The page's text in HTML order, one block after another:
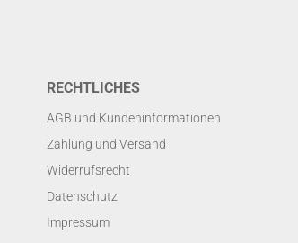
RECHTLICHES
AGB und Kundeninformationen
Zahlung und Versand
Widerrufsrecht
Datenschutz
Impressum